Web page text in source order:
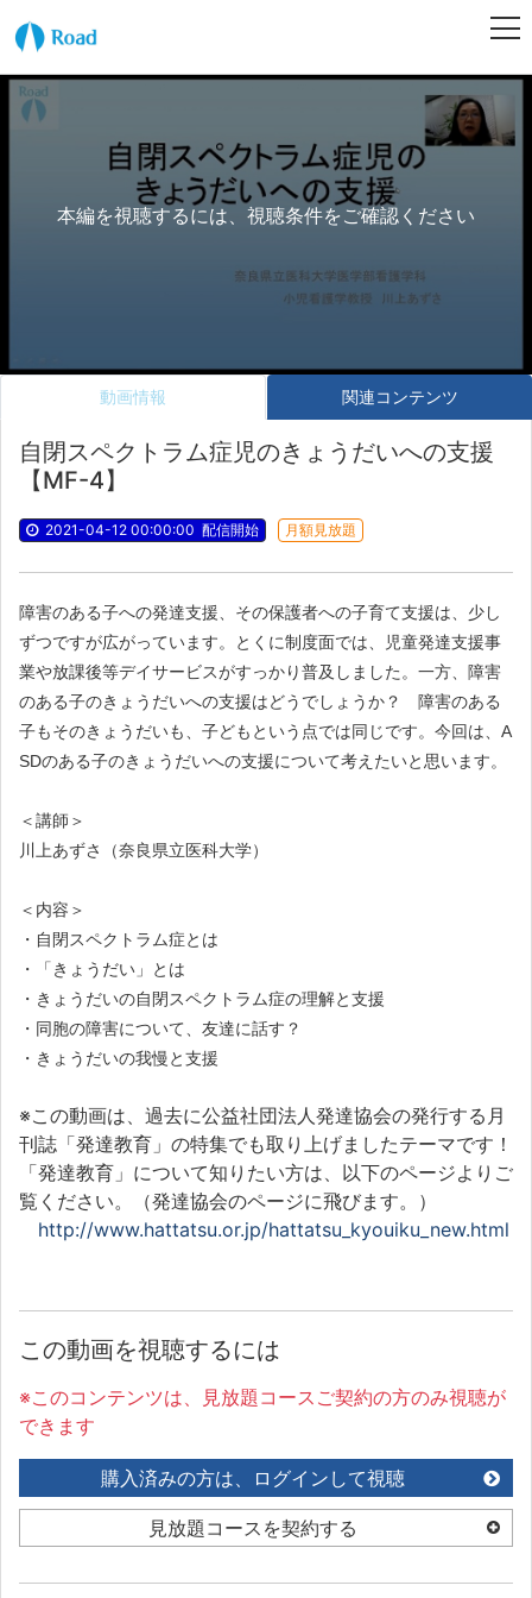
本編を視聴するには、視聴条件をご確認ください
動画情報 関連コンテンツ
自閉スペクトラム症児のきょうだいへの支援
【MF-4】
2021-04-12 00:00:00 配信開始 月額見放題
障害のある子への発達支援、その保護者への子育て支援は、少し
ずつですが広がっています。とくに制度面では、児童発達支援事
業や放課後等デイサービスがすっかり普及しました。一方、障害
のある子のきょうだいへの支援はどうでしょうか？ 障害のある
子もそのきょうだいも、子どもという点では同じです。今回は、A
SDのある子のきょうだいへの支援について考えたいと思います。
＜講師＞
川上あずさ（奈良県立医科大学）
＜内容＞
・自閉スペクトラム症とは
・「きょうだい」とは
・きょうだいの自閉スペクトラム症の理解と支援
・同胞の障害について、友達に話す？
・きょうだいの我慢と支援
※この動画は、過去に公益社団法人発達協会の発行する月
刊誌「発達教育」の特集でも取り上げましたテーマです！
「発達教育」について知りたい方は、以下のページよりご
覧ください。（発達協会のページに飛びます。）
http://www.hattatsu.or.jp/hattatsu_kyouiku_new.html
この動画を視聴するには
※このコンテンツは、見放題コースご契約の方のみ視聴が
できます
購入済みの方は、ログインして視聴
見放題コースを契約する